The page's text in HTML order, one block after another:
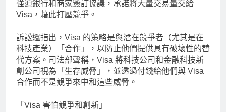
強迫銀行和商家簽訂協議，承諾將大量交易量交給
Visa，藉此打壓競爭。
訴訟還指出，Visa 的策略是與潛在競爭者（尤其是在
科技產業）「合作」，以防止他們提供具有破壞性的替
代方案。司法部聲稱，Visa 將科技公司和金融科技新
創公司視為「生存威脅」，並透過付錢給他們與 Visa
合作而不是競爭來中和這些威脅。
「Visa 害怕競爭和創新」